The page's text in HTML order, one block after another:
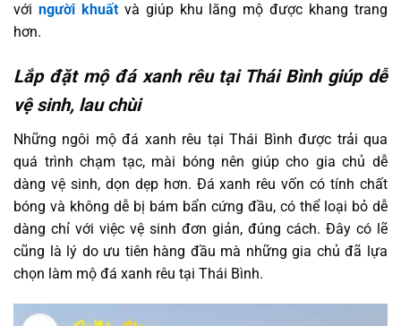
với người khuấtvà giúp khu lăng mộ được khang trang
hơn.
Lắp đặt mộ đá xanh rêu tại Thái Bình giúp dễ
vệ sinh, lau chùi
Những ngôi mộ đá xanh rêu tại Thái Bình được trải qua
quá trình chạm tạc, mài bóng nên giúp cho gia chủ dễ
dàng vệ sinh, dọn dẹp hơn. Đá xanh rêu vốn có tính chất
bóng và không dễ bị bám bẩn cứng đầu, có thể loại bỏ dễ
dàng chỉ với việc vệ sinh đơn giản, đúng cách. Đây có lẽ
cũng là lý do ưu tiên hàng đầu mà những gia chủ đã lựa
chọn làm mộ đá xanh rêu tại Thái Bình.